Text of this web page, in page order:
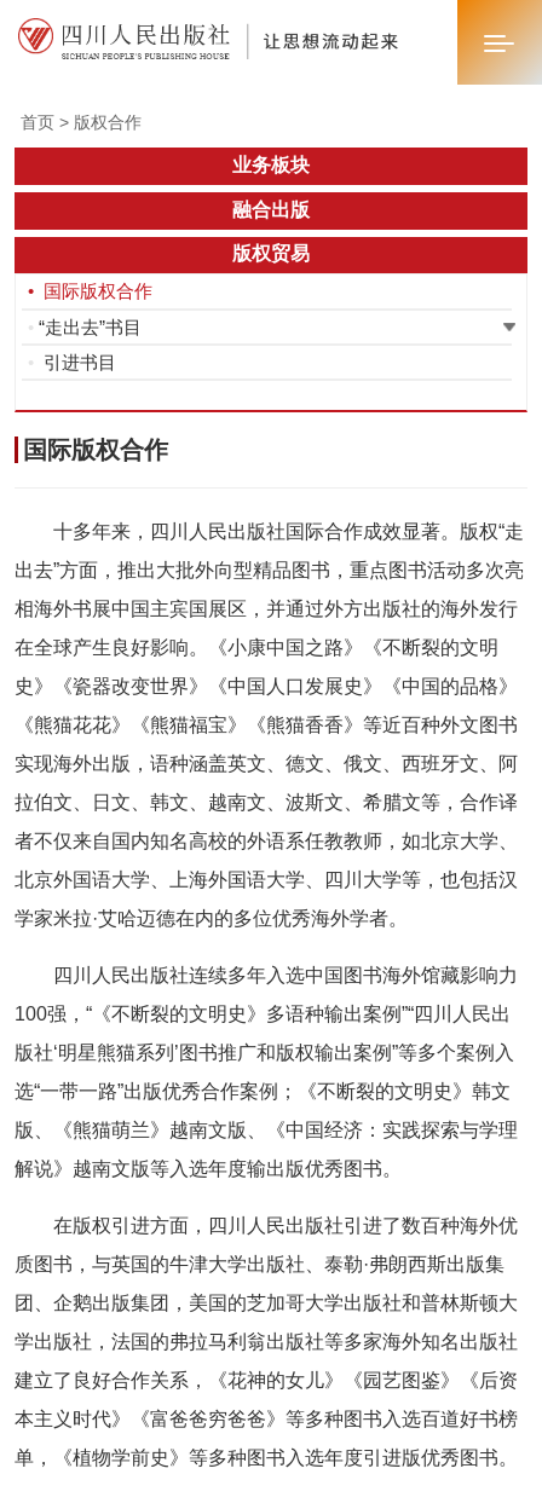
首页
关于我们
新闻中心
首页 > 版权合作
业务板块
融合出版
版权贸易
• 国际版权合作
• “走出去”书目
• 引进书目
国际版权合作
十多年来，四川人民出版社国际合作成效显著。版权“走
出去”方面，推出大批外向型精品图书，重点图书活动多次亮
相海外书展中国主宾国展区，并通过外方出版社的海外发行
在全球产生良好影响。《小康中国之路》《不断裂的文明
史》《瓷器改变世界》《中国人口发展史》《中国的品格》
《熊猫花花》《熊猫福宝》《熊猫香香》等近百种外文图书
实现海外出版，语种涵盖英文、德文、俄文、西班牙文、阿
拉伯文、日文、韩文、越南文、波斯文、希腊文等，合作译
者不仅来自国内知名高校的外语系任教教师，如北京大学、
北京外国语大学、上海外国语大学、四川大学等，也包括汉
学家米拉·艾哈迈德在内的多位优秀海外学者。
四川人民出版社连续多年入选中国图书海外馆藏影响力
100强，“《不断裂的文明史》多语种输出案例”“四川人民出
版社‘明星熊猫系列’图书推广和版权输出案例”等多个案例入
选“一带一路”出版优秀合作案例；《不断裂的文明史》韩文
版、《熊猫萌兰》越南文版、《中国经济：实践探索与学理
解说》越南文版等入选年度输出版优秀图书。
在版权引进方面，四川人民出版社引进了数百种海外优
质图书，与英国的牛津大学出版社、泰勒·弗朗西斯出版集
团、企鹅出版集团，美国的芝加哥大学出版社和普林斯顿大
学出版社，法国的弗拉马利翁出版社等多家海外知名出版社
建立了良好合作关系，《花神的女儿》《园艺图鉴》《后资
本主义时代》《富爸爸穷爸爸》等多种图书入选百道好书榜
单，《植物学前史》等多种图书入选年度引进版优秀图书。